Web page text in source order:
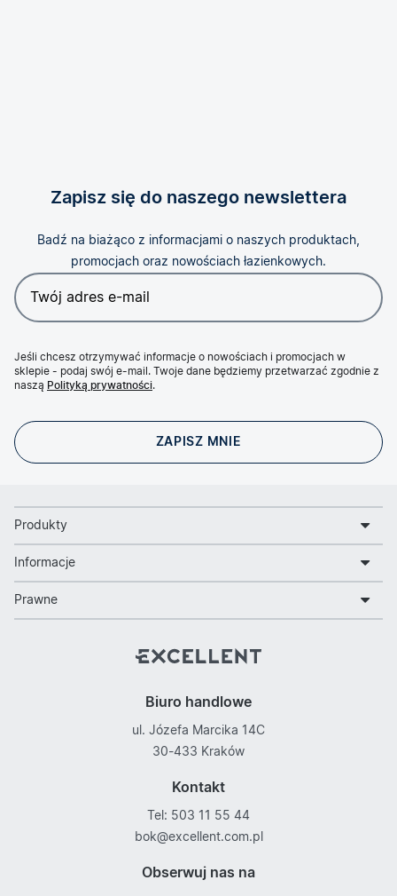
Zapisz się do naszego newslettera
Badź na biażąco z informacjami o naszych produktach,
promocjach oraz nowościach łazienkowych.
Jeśli chcesz otrzymywać informacje o nowościach i promocjach w
sklepie - podaj swój e-mail. Twoje dane będziemy przetwarzać zgodnie z
naszą Polityką prywatności.
Produkty
Informacje
Prawne
Biuro handlowe
ul. Józefa Marcika 14C
30-433 Kraków
Kontakt
Tel: 503 11 55 44
bok@excellent.com.pl
Obserwuj nas na